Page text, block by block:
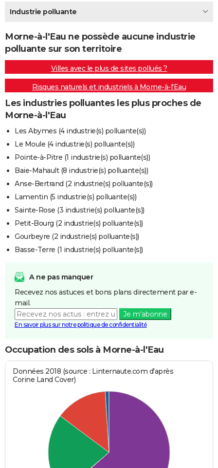
Destinations
City break
Voyage nature
Voyage de noces
Forum
Climat
+PHOTO
GUIDES D'ACHAT
BONS PLANS
CARTE DE VOEUX
Carte de Noël
Carte Bonne année
Carte Saint-Valentin
Carte Pâques
Carte d'anniversaire
DICTIONNAIRE
Dictionnaire
Biographies
Citations
Expressions
Proverbes
PROGRAMME TV
COPAINS D'AVANT
S'inscrire
Se connecter
Lycées
Collèges
Primaires
Universités
Entreprises
Service militaire
Avis de recherche
AVIS DE DÉCÈS
FORUM
Bricolage
Lifestyle
Culture
Sport
Auto
Television
Voyage
Cinema
Industrie polluante
Morne-à-l'Eau ne possède aucune industrie
polluante sur son territoire
Villes avec le plus de sites pollués ?
Risques naturels et industriels à Morne-à-l'Eau
Les industries polluantes les plus proches de
Morne-à-l'Eau
Les Abymes (4 industrie(s) polluante(s))
Le Moule (4 industrie(s) polluante(s))
Pointe-à-Pitre (1 industrie(s) polluante(s))
Baie-Mahault (8 industrie(s) polluante(s))
Anse-Bertrand (2 industrie(s) polluante(s))
Lamentin (5 industrie(s) polluante(s))
Sainte-Rose (3 industrie(s) polluante(s))
Petit-Bourg (2 industrie(s) polluante(s))
Gourbeyre (2 industrie(s) polluante(s))
Basse-Terre (1 industrie(s) polluante(s))
A ne pas manquer
Recevez nos astuces et bons plans directement par e-
mail.
Je m'abonne
En savoir plus sur notre politique de confidentialité
Occupation des sols à Morne-à-l'Eau
Données 2018 (source : Linternaute.com d'après
Corine Land Cover)